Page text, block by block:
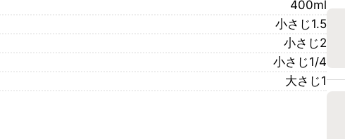
400ml
小さじ1.5
小さじ2
小さじ1/4
大さじ1